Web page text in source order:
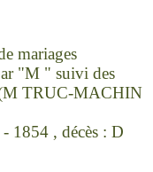
mariages
"M " suivi des
(M TRUC-MACHIN
1854 , décès : D